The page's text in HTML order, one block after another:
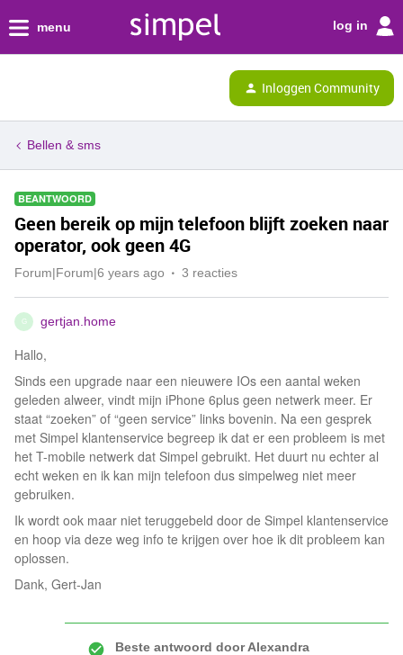
menu log in
Inloggen Community
Bellen & sms
BEANTWOORD
Geen bereik op mijn telefoon blijft zoeken naar
operator, ook geen 4G
Forum|Forum|6 years ago 3 reacties
G gertjan.home
Hallo,
Sinds een upgrade naar een nieuwere IOs een aantal weken
geleden alweer, vindt mijn iPhone 6plus geen netwerk meer. Er
staat “zoeken” of “geen service” links bovenin. Na een gesprek
met Simpel klantenservice begreep ik dat er een probleem is met
het T-mobile netwerk dat Simpel gebruikt. Het duurt nu echter al
echt weken en ik kan mijn telefoon dus simpelweg niet meer
gebruiken.
Ik wordt ook maar niet teruggebeld door de Simpel klantenservice
en hoop via deze weg info te krijgen over hoe ik dit probleem kan
oplossen.
Dank, Gert-Jan
Beste antwoord doorAlexandra